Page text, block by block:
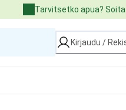
Tarvitsetko apua?
Kirjaudu /